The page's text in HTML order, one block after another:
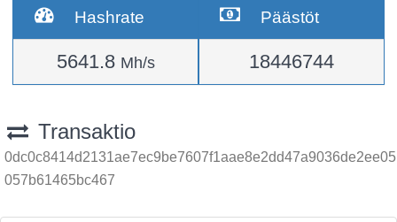
Hashrate
5641.8 Mh/s
Päästöt
18446744
Transaktio
0dc0c8414d2131ae7ec9be7607f1aae8e2dd47a9036de2ee05
057b61465bc467